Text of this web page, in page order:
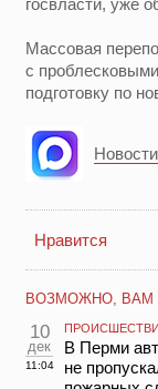
госвласти, уже
Массовая
с
подготовку по
Нравится
ВОЗМОЖНО, ВАМ
10
дек
11:04
В Перми
не